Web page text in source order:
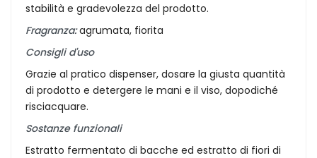
stabilità e gradevolezza del prodotto.
Fragranza:agrumata, fiorita
Consigli d'uso
Grazie al pratico dispenser, dosare la giusta quantità
di prodotto e detergere le mani e il viso, dopodiché
risciacquare.
Sostanze funzionali
Estratto fermentato di bacche ed estratto di fiori di